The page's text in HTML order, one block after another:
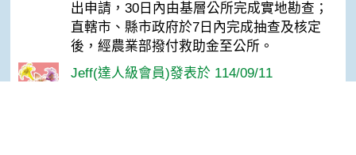
出申請，30日內由基層公所完成實地勘查；
直轄市、縣市政府於7日內完成抽查及核定
後，經農業部撥付救助金至公所。
Jeff(達人級會員)發表於 114/09/11